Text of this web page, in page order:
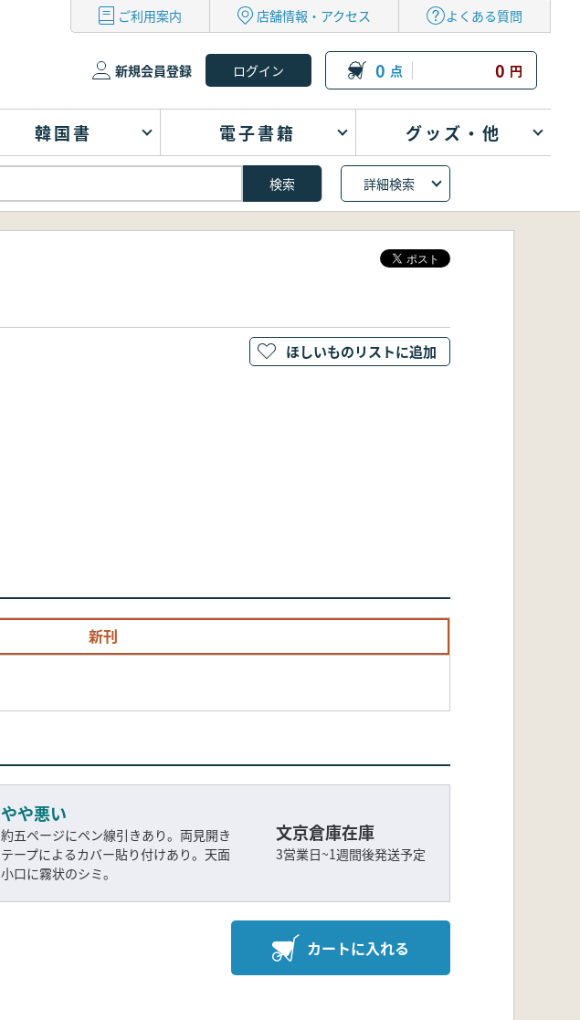
ご利用案内 店舗情報・アクセス よくある質問
新規会員登録 0 点 0 円
韓国書 電子書籍 グッズ・他
詳細検索
新刊
やや悪い
約五ページにペン線引きあり。両見開き
テープによるカバー貼り付けあり。天面
小口に霧状のシミ。
文京倉庫在庫
3営業日~1週間後発送予定
カートに入れる
ほしいものリストに追加